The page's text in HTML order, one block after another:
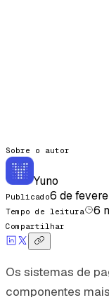
Sobre o autor
Yuno
Publicado6 de
Tempo de leitura 6
Compartilhar
Os sistemas de
componentes